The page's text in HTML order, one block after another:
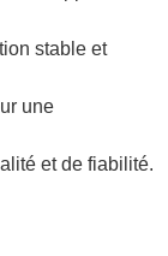
stable et
une
et de fiabilité.